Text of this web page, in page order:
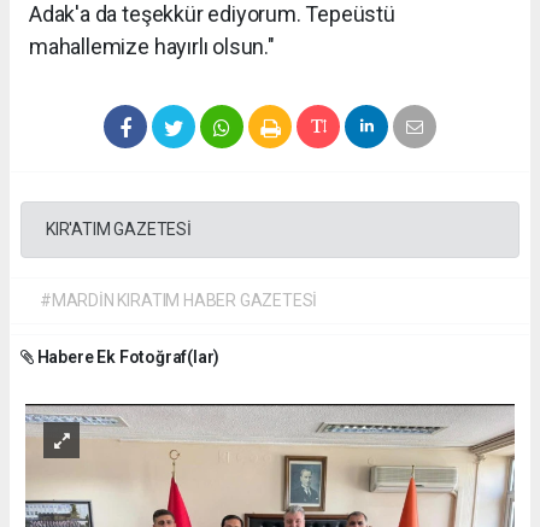
Adak'a da teşekkür ediyorum. Tepeüstü
mahallemize hayırlı olsun."
KIR'ATIM GAZETESİ
#MARDİN KIRATIM HABER GAZETESİ
Habere Ek Fotoğraf(lar)